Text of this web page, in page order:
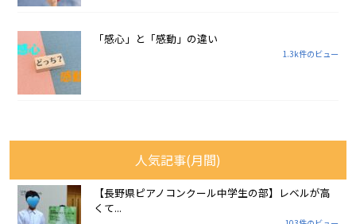
「感心」と「感動」の違い
1.3k件のビュー
人気記事(月間)
【長野県ピアノコンクール中学生の部】レベルが高
くて...